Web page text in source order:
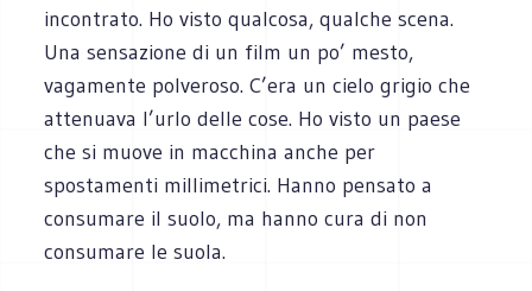
incontrato. Ho visto qualcosa, qualche scena.
Una sensazione di un film un po’ mesto,
vagamente polveroso. C’era un cielo grigio che
attenuava l’urlo delle cose. Ho visto un paese
che si muove in macchina anche per
spostamenti millimetrici. Hanno pensato a
consumare il suolo, ma hanno cura di non
consumare le suola.